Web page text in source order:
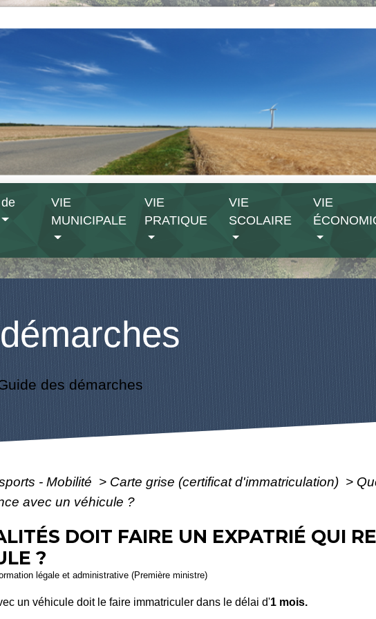
VIE
MUNICIPALE
VIE
PRATIQUE
VIE
SCOLAIRE
VIE
des démarches
- Mobilité > Carte grise (certificat d'immatriculation) >
avec un véhicule ?
DOIT FAIRE UN EXPATRIÉ QUI
?
légale et administrative (Première ministre)
un véhicule doit le faire immatriculer dans le délai d'1 mois.